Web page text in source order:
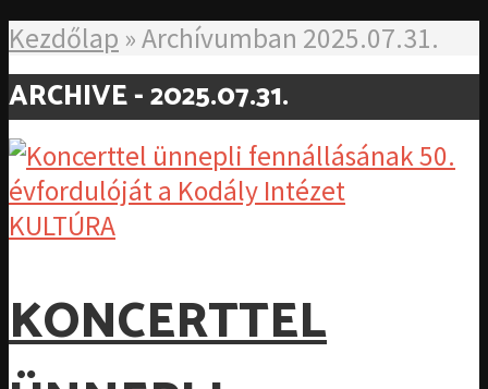
Kezdőlap »Archívumban 2025.07.31.
ARCHIVE - 2025.07.31.
KULTÚRA
KONCERTTEL